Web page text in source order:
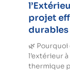
projet
durables
🌿
l’extérieur
thermique